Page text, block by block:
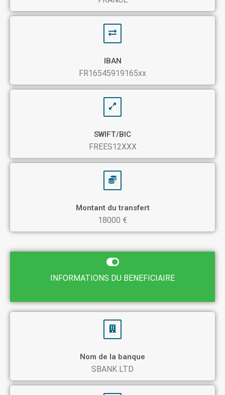
IBAN
FR16545919165xx
SWIFT/BIC
FREES12XXX
Montant du transfert
18000 €
INFORMATIONS DU BENEFICIAIRE
Nom de la banque
SBANK LTD